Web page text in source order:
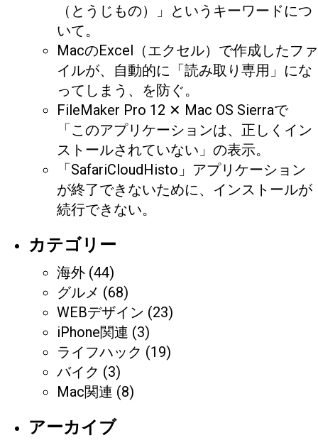
（とうじもの）」というキーワードにつ
いて。
MacのExcel（エクセル）で作成したファ
イルが、自動的に「読み取り専用」にな
ってしまう、を防ぐ。
FileMaker Pro 12 ✕ Mac OS Sierraで
「このアプリケーションは、正しくイン
ストールされていない」の表示。
「SafariCloudHisto」アプリケーション
が終了できないために、インストールが
続行できない。
カテゴリー
海外 (44)
グルメ (68)
WEBデザイン (23)
iPhone関連 (3)
ライフハック (19)
バイク (3)
Mac関連 (8)
アーカイブ